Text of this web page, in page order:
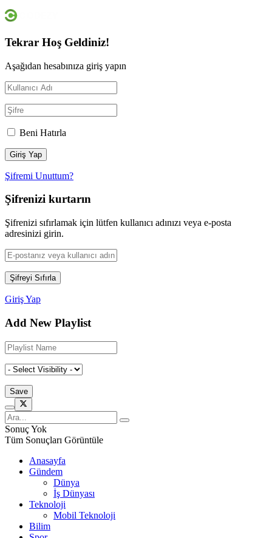
Tekrar Hoş Geldiniz!
Aşağıdan hesabınıza giriş yapın
Beni Hatırla
Şifremi Unuttum?
Şifrenizi kurtarın
Şifrenizi sıfırlamak için lütfen kullanıcı adınızı veya e-posta
adresinizi girin.
Giriş Yap
Add New Playlist
Sonuç Yok
Tüm Sonuçları Görüntüle
Anasayfa
Gündem
Dünya
İş Dünyası
Teknoloji
Mobil Teknoloji
Bilim